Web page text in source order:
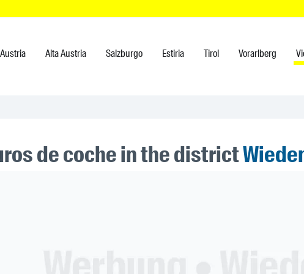
Alta Austria Salzburgo Estiria Tirol Vorarlberg
de coche in the district